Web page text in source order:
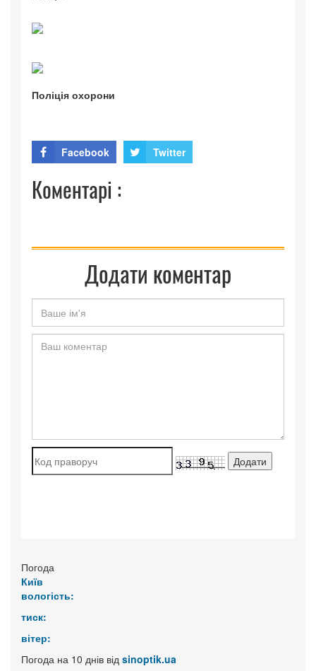
Поліція охорони
Facebook Twitter
Коментарі :
Додати коментар
Погода
Київ
вологість:
тиск:
вітер:
Погода на 10 днів від sinoptik.ua